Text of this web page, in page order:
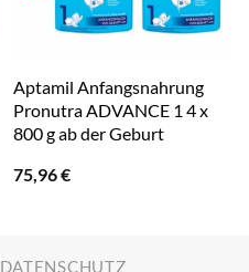
Aptamil Anfangsnahrung
Pronutra ADVANCE 1 4 x
800 g ab der Geburt
75,96€
DATENSCHUTZ